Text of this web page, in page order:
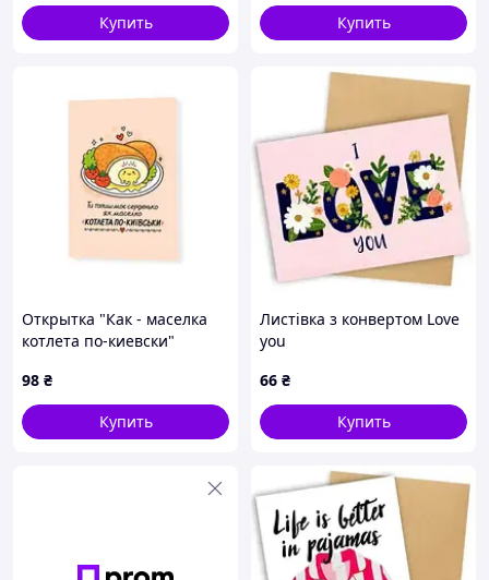
Купить Купить
Открытка "Как - маселка
котлета по-киевски"
98 ₴
Купить
Листівка з конвертом Love
you
66 ₴
Купить